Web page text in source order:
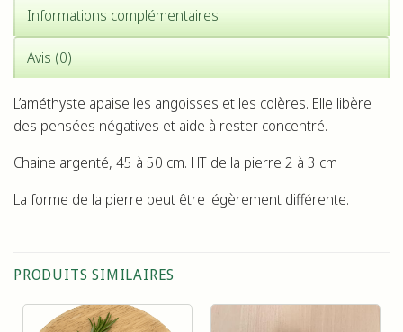
Informations complémentaires
Avis (0)
L’améthyste apaise les angoisses et les colères. Elle libère
des pensées négatives et aide à rester concentré.
Chaine argenté, 45 à 50 cm. HT de la pierre 2 à 3 cm
La forme de la pierre peut être légèrement différente.
PRODUITS SIMILAIRES